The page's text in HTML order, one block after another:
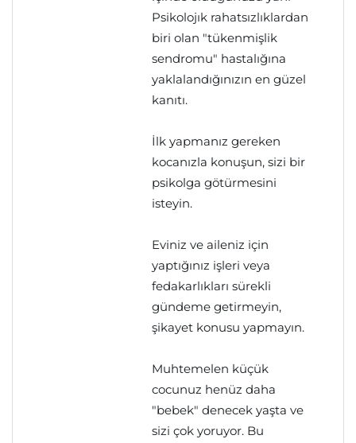
Psikolojık rahatsızlıklardan
biri olan "tükenmişlik
sendromu" hastalığına
yaklalandığınızın en güzel
kanıtı.
İlk yapmanız gereken
kocanızla konuşun, sizi bir
psikolga götürmesini
isteyin.
Eviniz ve aileniz için
yaptığınız işleri veya
fedakarlıkları sürekli
gündeme getirmeyin,
şikayet konusu yapmayın.
Muhtemelen küçük
cocunuz henüz daha
"bebek" denecek yaşta ve
sizi çok yoruyor. Bu